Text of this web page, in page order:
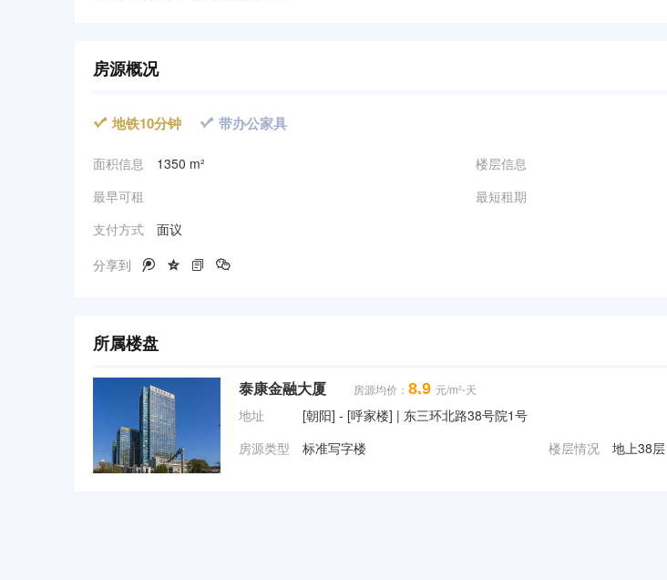
房源概况
 地铁10分钟  带办公家具
面积信息 1350 m²
楼层信息
最早可租
最短租期
支付方式
面议
分享到
   
所属楼盘
泰康金融大厦 房源均价： 8.9 元/m²⋅天
地址
[朝阳] - [呼家楼] | 东三环北路38号院1号
房源类型
标准写字楼 楼层情况 地上38